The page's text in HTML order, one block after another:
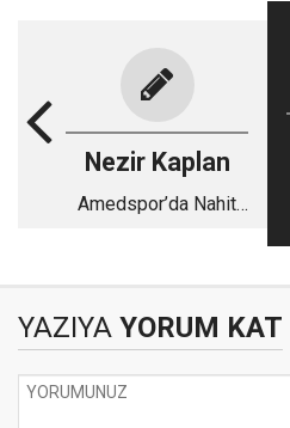
Nezir Kaplan
Amedspor’da Nahit
YAZIYA YORUM KAT